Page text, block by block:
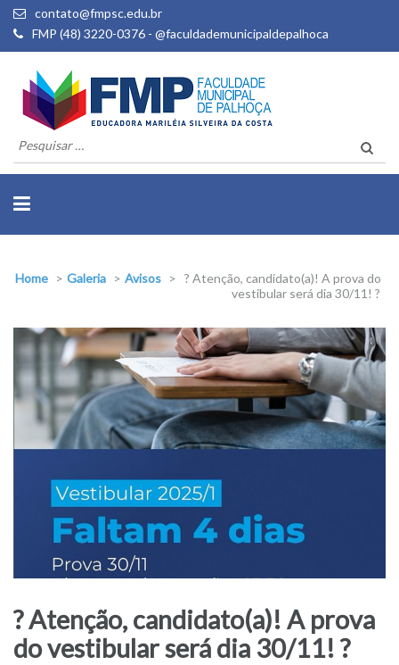
contato@fmpsc.edu.br
FMP (48) 3220-0376 - @faculdademunicipaldepalhoca
Pesquisar
por:
Home > Galeria > Avisos > ? Atenção, candidato(a)! A prova do
vestibular será dia 30/11! ?️
? Atenção, candidato(a)! A prova
do vestibular será dia 30/11! ?️